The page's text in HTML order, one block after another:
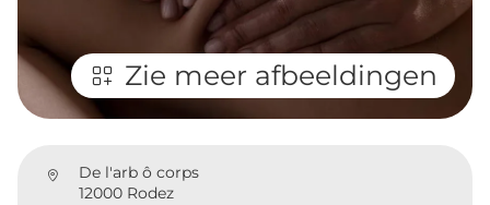
Zie meer afbeeldingen
De l'arb ô corps
12000 Rodez